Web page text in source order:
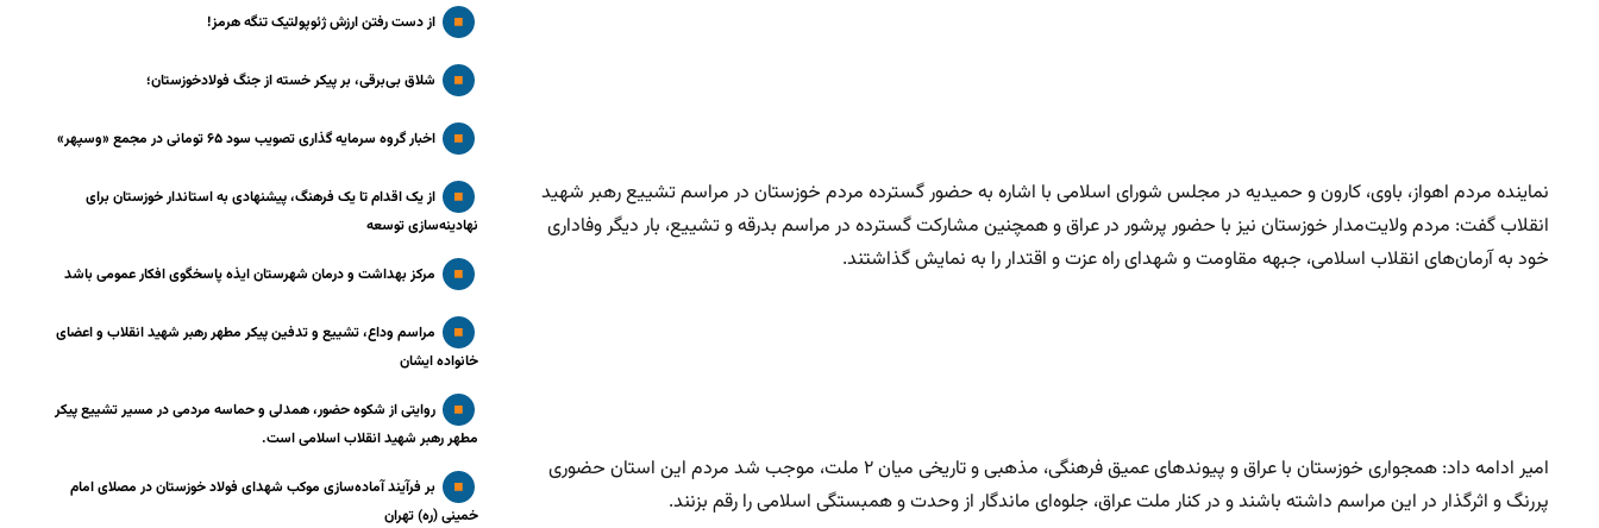
نماینده مردم اهواز، باوی، کارون و حمیدیه در مجلس شورای اسلامی با اشاره به حضور گسترده مردم خوزستان در مراسم تشییع رهبر شهید
انقلاب گفت: مردم ولایت‌مدار خوزستان نیز با حضور پرشور در عراق و همچنین مشارکت گسترده در مراسم بدرقه و تشییع، بار دیگر وفاداری
خود به آرمان‌های انقلاب اسلامی، جبهه مقاومت و شهدای راه عزت و اقتدار را به نمایش گذاشتند.
امیر ادامه داد: همجواری خوزستان با عراق و پیوندهای عمیق فرهنگی، مذهبی و تاریخی میان ۲ ملت، موجب شد مردم این استان حضوری
پررنگ و اثرگذار در این مراسم داشته باشند و در کنار ملت عراق، جلوه‌ای ماندگار از وحدت و همبستگی اسلامی را رقم بزنند.
از دست رفتن ارزش ژئوپولتیک تنگه هرمز!
شلاق‌ بی‌برقی، بر پیکر خسته‌ از جنگ فولادخوزستان؛
اخبار گروه سرمایه گذاری تصویب سود ۶۵ تومانی در مجمع «وسپهر»
از یک اقدام تا یک فرهنگ، پیشنهادی به استاندار خوزستان برای
نهادینه‌سازی توسعه
مرکز بهداشت و درمان شهرستان ایذه پاسخگوی افکار عمومی باشد
مراسم وداع، تشییع و تدفین پیکر مطهر رهبر شهید انقلاب و اعضای
خانواده ایشان
روایتی از شکوه حضور، همدلی و حماسه مردمی در مسیر تشییع پیکر
مطهر رهبر شهید انقلاب اسلامی است.
بر فرآیند آماده‌سازی موکب شهدای فولاد خوزستان در مصلای امام
خمینی (ره) تهران